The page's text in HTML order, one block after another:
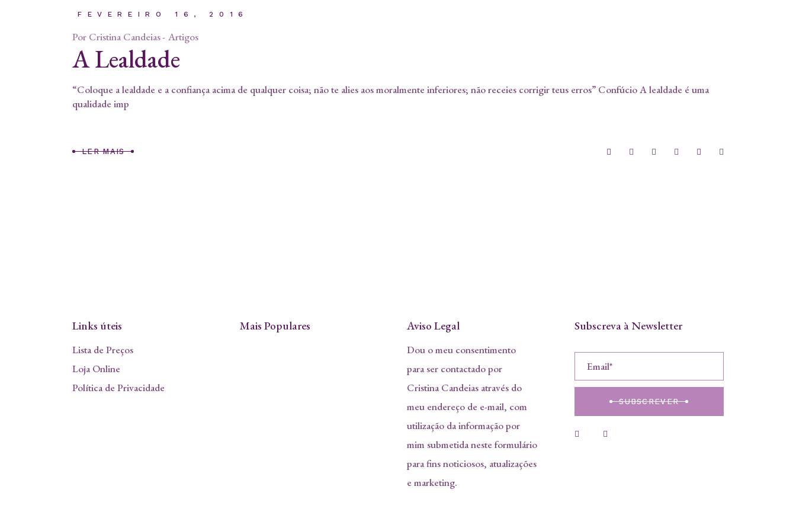
FEVEREIRO 16, 2016
Por Cristina Candeias Artigos
A Lealdade
“Coloque a lealdade e a confiança acima de qualquer coisa; não te alies aos moralmente inferiores; não receies corrigir teus erros” Confúcio A lealdade é uma
qualidade imp
LER MAIS
Links úteis
Lista de Preços
Loja Online
Política de Privacidade
Mais Populares Aviso Legal
Dou o meu consentimento
para ser contactado por
Cristina Candeias através do
meu endereço de e-mail, com
utilização da informação por
mim submetida neste formulário
para fins noticiosos, atualizações
e marketing.
Subscreva à Newsletter
SUBSCREVER